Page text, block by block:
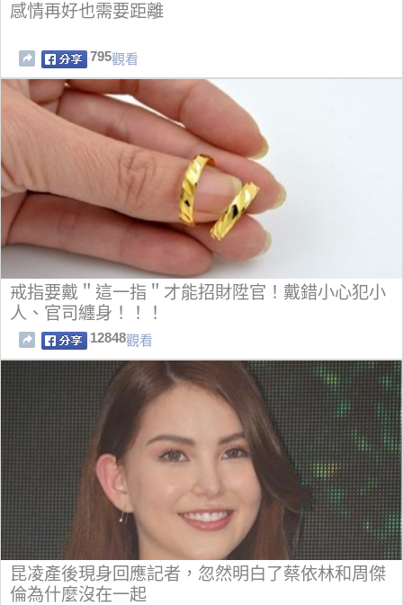
感情再好也需要距離
795觀看
戒指要戴＂這一指＂才能招財陞官！戴錯小心犯小
人、官司纏身！！！
12848觀看
昆凌產後現身回應記者，忽然明白了蔡依林和周傑
倫為什麼沒在一起